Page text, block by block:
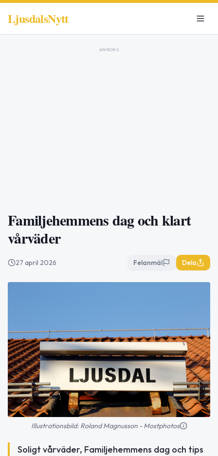
LjusdalsNytt
ANNONS
Familjehemmens dag och klart
vårväder
27 april 2026 Felanmäl Dela
Illustrationsbild: Roland Magnusson - Mostphotos
Soligt vårväder, Familjehemmens dag och tips